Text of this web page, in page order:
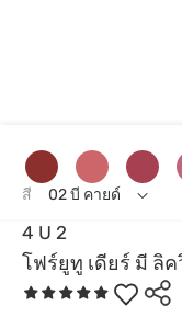
4 U 2
โฟร์ยูทู เดียร์ มี ลิ
สี 02 บี คายด์